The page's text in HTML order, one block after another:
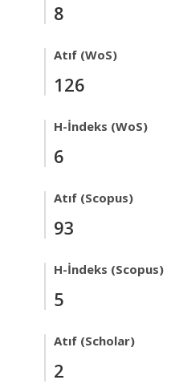
8
Atıf (WoS)
126
H-İndeks (WoS)
6
Atıf (Scopus)
93
H-İndeks (Scopus)
5
Atıf (Scholar)
2